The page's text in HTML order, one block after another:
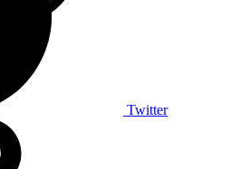
Twitter